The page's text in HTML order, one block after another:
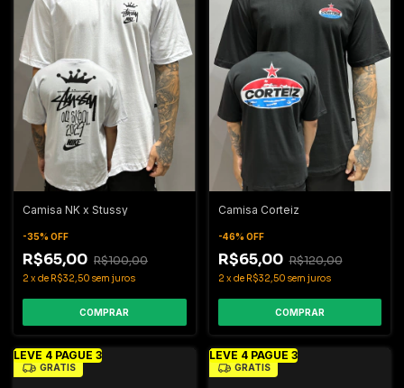
Camisa NK x Stussy
-35% OFF
R$65,00 R$100,00
2 xde R$32,50 sem juros
COMPRAR
Camisa Corteiz
-46% OFF
R$65,00 R$120,00
2 xde R$32,50 sem juros
COMPRAR
LEVE 4 PAGUE 3
GRÁTIS
LEVE 4 PAGUE 3
GRÁTIS